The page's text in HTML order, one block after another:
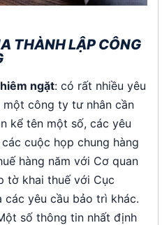
THÀNH LẬP CÔNG
ngặt: có rất nhiều yêu
một công ty tư nhân cần
kể tên một số, các yêu
cuộc họp chung hàng
hàng năm với Cơ quan
tờ khai thuế với Cục
các yêu cầu bảo trì khác.
số thông tin nhất định